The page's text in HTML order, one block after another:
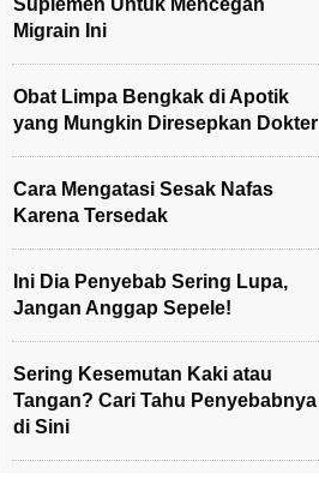
Suplemen Untuk Mencegah
Migrain Ini
Obat Limpa Bengkak di Apotik
yang Mungkin Diresepkan Dokter
Cara Mengatasi Sesak Nafas
Karena Tersedak
Ini Dia Penyebab Sering Lupa,
Jangan Anggap Sepele!
Sering Kesemutan Kaki atau
Tangan? Cari Tahu Penyebabnya
di Sini